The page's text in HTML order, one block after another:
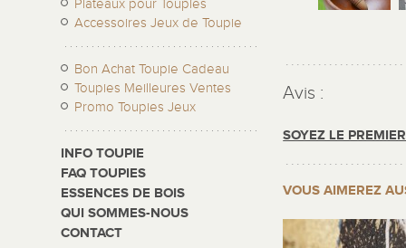
Plateaux pour Toupies
Accessoires Jeux de Toupie
Bon Achat Toupie Cadeau
Toupies Meilleures Ventes
Promo Toupies Jeux
INFO TOUPIE
FAQ TOUPIES
ESSENCES DE BOIS
QUI SOMMES-NOUS
CONTACT
Avis :
SOYEZ LE
VOUS AIMEREZ